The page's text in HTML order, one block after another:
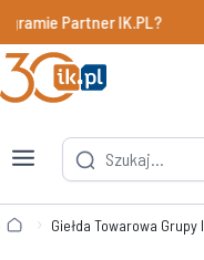
IK.PL?
Giełda Towarowa